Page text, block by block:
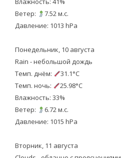
Ветер:
7.52 м.с.
Давление: 1013 hPa
Понедельник, 10 августа
Rain - небольшой дождь
Темп. днём:
31.1°C
Темп. ночь:
25.98°C
Влажность: 33%
Ветер:
6.72 м.с.
Давление: 1015 hPa
Вторник, 11 августа